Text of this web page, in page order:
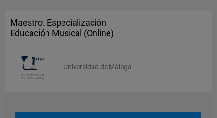
Maestro. Especialización
Educación Musical (Online)
Universidad de Málaga